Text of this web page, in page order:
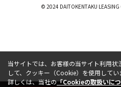
© 2024 DAITOKENTAKU
当サイトでは、お客様の当サイト利用
して、クッキー（Cookie）を使用してい
詳しくは、当社の「Cookieの取扱いに